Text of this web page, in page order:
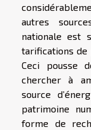
autres
nationale est
tarifications de
Ceci pousse
chercher à
source
patrimoine
forme de